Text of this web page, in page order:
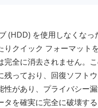
(HDD) を使用しなくなっ
りクイック フォーマット
完全に消去されません。
残っており、回復ソフト
性があり、プライバシー
を確実に完全に破壊する